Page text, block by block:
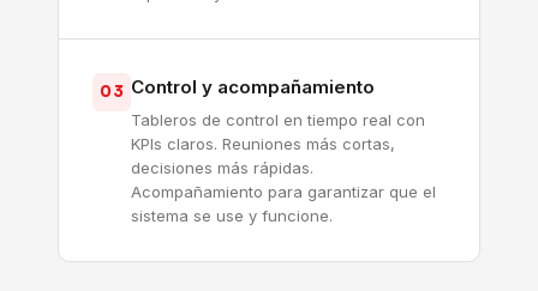
03 Control y acompañamiento
Tableros de control en tiempo real con
KPIs claros. Reuniones más cortas,
decisiones más rápidas.
Acompañamiento para garantizar que el
sistema se use y funcione.